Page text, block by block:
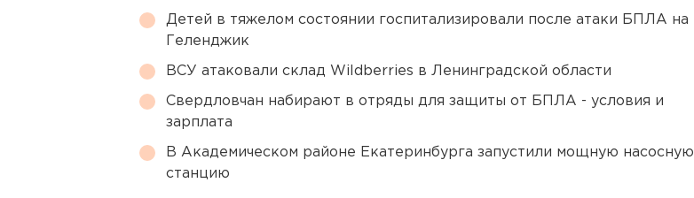
Детей в тяжелом состоянии госпитализировали после атаки БПЛА на
Геленджик
ВСУ атаковали склад Wildberries в Ленинградской области
Свердловчан набирают в отряды для защиты от БПЛА - условия и
зарплата
В Академическом районе Екатеринбурга запустили мощную насосную
станцию